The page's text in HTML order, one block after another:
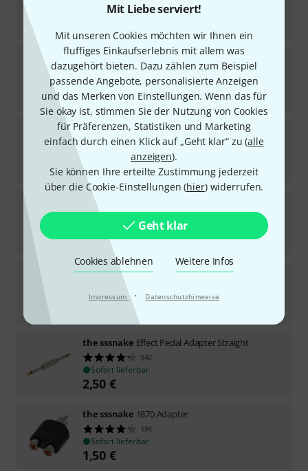
Mit Liebe serviert!
Mit unseren Cookies möchten wir Ihnen ein
fluffiges Einkaufserlebnis mit allem was
dazugehört bieten. Dazu zählen zum Beispiel
passende Angebote, personalisierte Anzeigen
und das Merken von Einstellungen. Wenn das für
Sie okay ist, stimmen Sie der Nutzung von Cookies
für Präferenzen, Statistiken und Marketing
einfach durch einen Klick auf „Geht klar“ zu (alle
anzeigen).
Sie können Ihre erteilte Zustimmung jederzeit
über die Cookie-Einstellungen (hier) widerrufen.
Geht klar
Cookies ablehnen Weitere Infos
Impressum · Datenschutzhinweise
Sofort lieferbar
the sssnake 1938 Adapter
19
Sofort lieferbar
1,50€
the sssnake HDMI - HDMI Adapter
51
Sofort lieferbar
3,90 €
the sssnake
77
Sofort lieferbar
3,40€
the sssnake1860 Y-Adapter
Sofort lieferbar
the sssnake Effect Pedal Adapter Straight
942
Sofort lieferbar
2,50 €
the sssnake 1870 Adapter
194
Sofort lieferbar
1,50 €